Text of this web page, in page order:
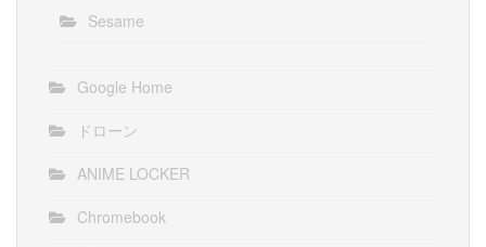
Sesame
Google Home
ドローン
ANIME LOCKER
Chromebook